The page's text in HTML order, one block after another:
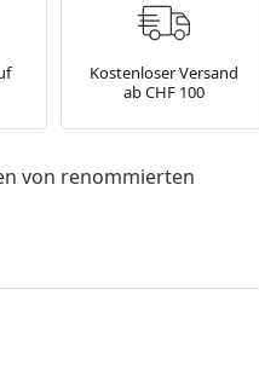
Kostenloser Versand
ab CHF 100
von renommierten